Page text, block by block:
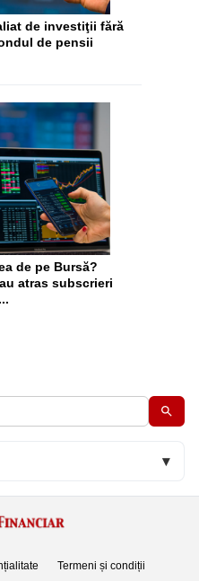
▾
de investiţii fără
de pensii
de pe Bursă?
atras subscrieri
Termeni și condiții